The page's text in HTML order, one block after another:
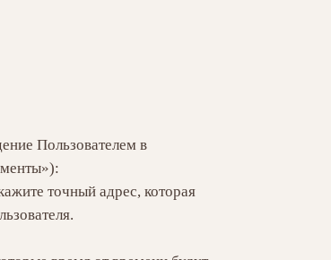
Пользователем в
точный адрес, которая